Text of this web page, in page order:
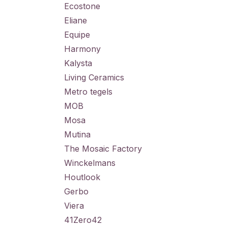
Ecostone
Eliane
Equipe
Harmony
Kalysta
Living Ceramics
Metro tegels
MOB
Mosa
Mutina
The Mosaic Factory
Winckelmans
Houtlook
Gerbo
Viera
41Zero42